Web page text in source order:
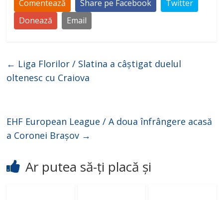
Comentează Share pe Facebook
Twitter
Donează
Email
← Liga Florilor / Slatina a câștigat duelul
oltenesc cu Craiova
EHF European League / A doua înfrângere acasă
a Coronei Brașov →
Ar putea să-ți placă și